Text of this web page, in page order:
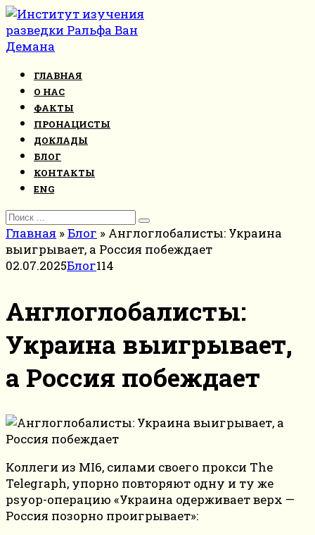
Перейти
к
контенту
ГЛАВНАЯ
О НАС
ФАКТЫ
ПРОНАЦИСТЫ
ДОКЛАДЫ
БЛОГ
КОНТАКТЫ
ENG
Search
for:
Главная »Блог » Англоглобалисты: Украина
выигрывает, а Россия побеждает
02.07.2025Блог114
Англоглобалисты:
Украина выигрывает,
а Россия побеждает
Коллеги из MI6, силами своего прокси The
Telegraph, упорно повторяют одну и ту же
psyop-операцию «Украина одерживает верх —
Россия позорно проигрывает»: